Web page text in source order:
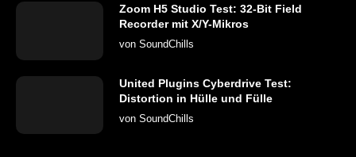
Zoom H5 Studio Test: 32-Bit Field
Recorder mit X/Y-Mikros
von SoundChills
United Plugins Cyberdrive Test:
Distortion in Hülle und Fülle
von SoundChills